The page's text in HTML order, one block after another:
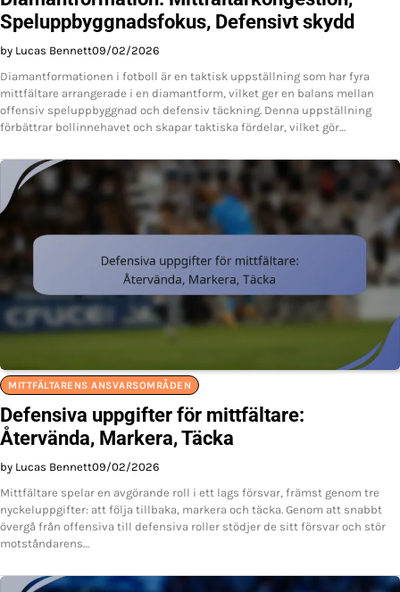
Speluppbyggnadsfokus, Defensivt skydd
by Lucas Bennett09/02/2026
Diamantformationen i fotboll är en taktisk uppställning som har fyra
mittfältare arrangerade i en diamantform, vilket ger en balans mellan
offensiv speluppbyggnad och defensiv täckning. Denna uppställning
förbättrar bollinnehavet och skapar taktiska fördelar, vilket gör…
MITTFÄLTARENS ANSVARSOMRÅDEN
Defensiva uppgifter för mittfältare:
Återvända, Markera, Täcka
by Lucas Bennett09/02/2026
Mittfältare spelar en avgörande roll i ett lags försvar, främst genom tre
nyckeluppgifter: att följa tillbaka, markera och täcka. Genom att snabbt
övergå från offensiva till defensiva roller stödjer de sitt försvar och stör
motståndarens…